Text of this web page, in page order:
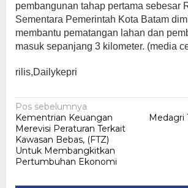
pembangunan tahap pertama sebesar
Sementara Pemerintah Kota Batam
membantu pematangan lahan dan
masuk sepanjang 3 kilometer. (media
rilis,Dailykepri
Navigasi
pos
Pos sebelumnya
Kementrian Keuangan
Merevisi Peraturan Terkait
Kawasan Bebas, (FTZ)
Untuk Membangkitkan
Pertumbuhan Ekonomi
Medagri